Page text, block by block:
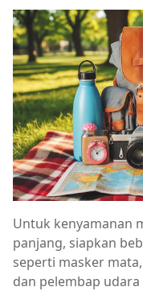
Untuk kenyamanan
panjang, siapkan
seperti masker
dan pelembap